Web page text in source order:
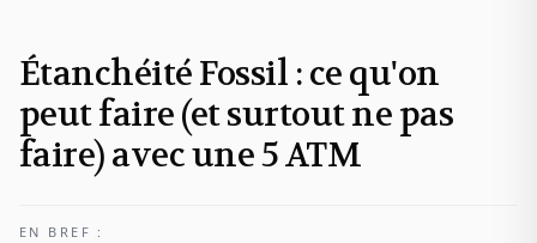
Étanchéité Fossil : ce qu'on
peut faire (et surtout ne pas
faire) avec une 5 ATM
EN BREF :